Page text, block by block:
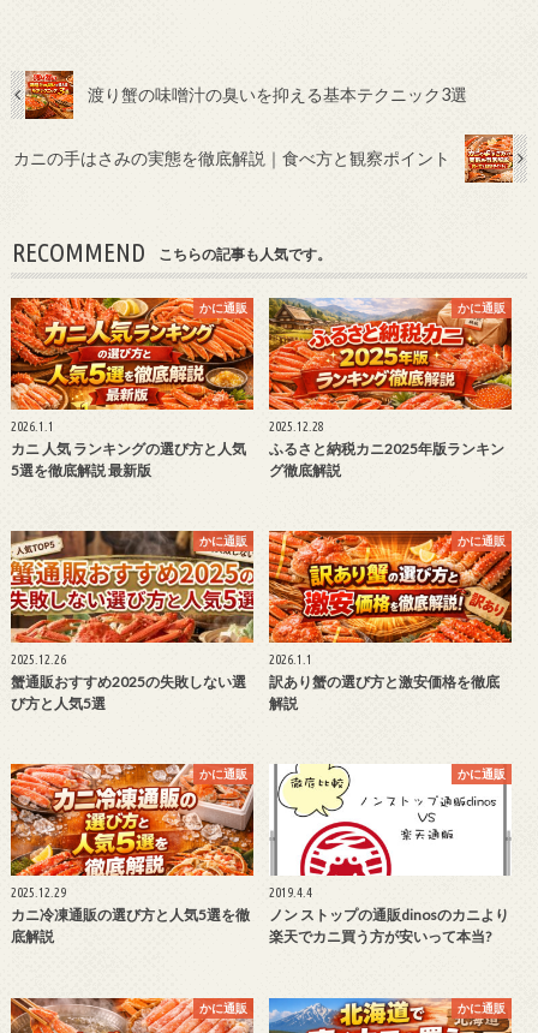
渡り蟹の味噌汁の臭いを抑える基本テクニック3選
カニの手はさみの実態を徹底解説｜食べ方と観察ポイント
RECOMMEND こちらの記事も人気です。
かに通販
2026.1.1
カニ 人気 ランキングの選び方と人気
5選を徹底解説 最新版
かに通販
2025.12.28
ふるさと納税カニ2025年版ランキン
グ徹底解説
かに通販
2025.12.26
蟹通販おすすめ2025の失敗しない選
び方と人気5選
かに通販
2026.1.1
訳あり蟹の選び方と激安価格を徹底
解説
かに通販
2025.12.29
カニ冷凍通販の選び方と人気5選を徹
底解説
かに通販
2019.4.4
ノン ストップの通販dinosのカニより
楽天でカニ買う方が安いって本当?
かに通販 かに通販